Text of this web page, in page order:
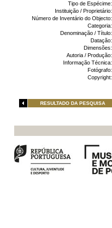
Tipo de Espécime:
Instituição / Proprietário:
Número de Inventário do Objecto:
Categoria:
Denominação / Título:
Datação:
Dimensões:
Autoria / Produção:
Informação Técnica:
Fotógrafo:
Copyright:
RESULTADO DA PESQUISA